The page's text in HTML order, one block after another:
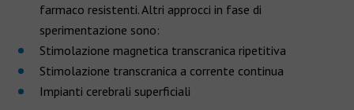
farmaco resistenti. Altri approcci in fase di
sperimentazione sono:
Stimolazione magnetica transcranica ripetitiva
Stimolazione transcranica a corrente continua
Impianti cerebrali superficiali